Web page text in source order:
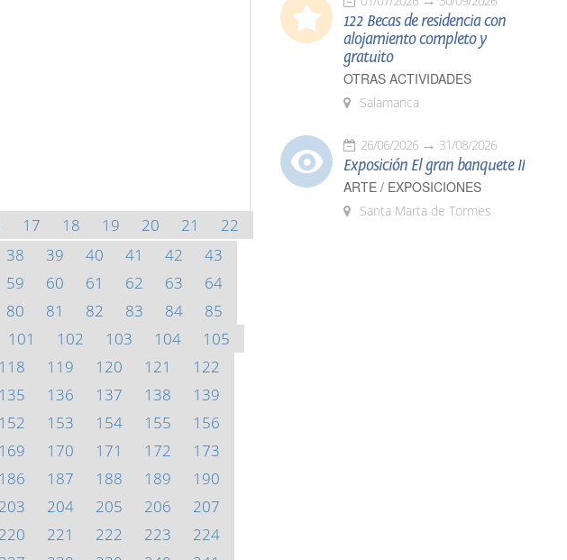
17 18 19 20 21
22
38 39 40 41 42
43
59 60 61 62 63
64
80 81 82 83 84
85
101 102 103 104
105
118 119 120 121
122
135 136 137 138
139
152 153 154 155
156
169 170 171 172
173
186 187 188 189
190
203 204 205 206
207
220 221 222 223
224
122 Becas de residencia con
alojamiento completo y
gratuito
OTRAS ACTIVIDADES
Salamanca
26/06/2026 31/08/2026
Exposición El gran banquete II
ARTE / EXPOSICIONES
Santa Marta de Tormes